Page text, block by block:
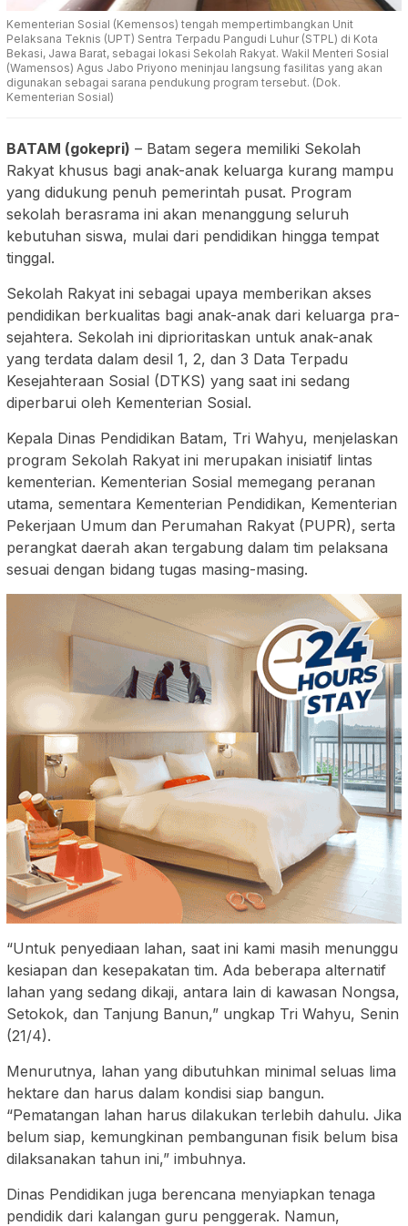
Kementerian Sosial (Kemensos) tengah mempertimbangkan Unit
Pelaksana Teknis (UPT) Sentra Terpadu Pangudi Luhur (STPL) di Kota
Bekasi, Jawa Barat, sebagai lokasi Sekolah Rakyat. Wakil Menteri Sosial
(Wamensos) Agus Jabo Priyono meninjau langsung fasilitas yang akan
digunakan sebagai sarana pendukung program tersebut. (Dok.
Kementerian Sosial)
BATAM (gokepri) – Batam segera memiliki Sekolah
Rakyat khusus bagi anak-anak keluarga kurang mampu
yang didukung penuh pemerintah pusat. Program
sekolah berasrama ini akan menanggung seluruh
kebutuhan siswa, mulai dari pendidikan hingga tempat
tinggal.
Sekolah Rakyat ini sebagai upaya memberikan akses
pendidikan berkualitas bagi anak-anak dari keluarga pra-
sejahtera. Sekolah ini diprioritaskan untuk anak-anak
yang terdata dalam desil 1, 2, dan 3 Data Terpadu
Kesejahteraan Sosial (DTKS) yang saat ini sedang
diperbarui oleh Kementerian Sosial.
Kepala Dinas Pendidikan Batam, Tri Wahyu, menjelaskan
program Sekolah Rakyat ini merupakan inisiatif lintas
kementerian. Kementerian Sosial memegang peranan
utama, sementara Kementerian Pendidikan, Kementerian
Pekerjaan Umum dan Perumahan Rakyat (PUPR), serta
perangkat daerah akan tergabung dalam tim pelaksana
sesuai dengan bidang tugas masing-masing.
“Untuk penyediaan lahan, saat ini kami masih menunggu
kesiapan dan kesepakatan tim. Ada beberapa alternatif
lahan yang sedang dikaji, antara lain di kawasan Nongsa,
Setokok, dan Tanjung Banun,” ungkap Tri Wahyu, Senin
(21/4).
Menurutnya, lahan yang dibutuhkan minimal seluas lima
hektare dan harus dalam kondisi siap bangun.
“Pematangan lahan harus dilakukan terlebih dahulu. Jika
belum siap, kemungkinan pembangunan fisik belum bisa
dilaksanakan tahun ini,” imbuhnya.
Dinas Pendidikan juga berencana menyiapkan tenaga
pendidik dari kalangan guru penggerak. Namun,